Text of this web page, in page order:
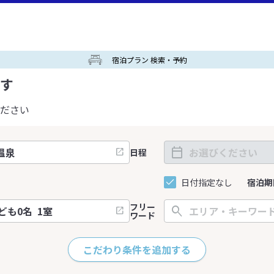
宿泊プラン 検索・予約
さい
日程
日付指定なし 宿泊
フリー
ワード
こだわり条件を追加する